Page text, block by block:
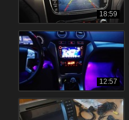
18:59
12:57